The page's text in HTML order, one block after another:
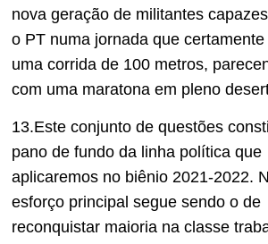
nova geração de militantes
o PT numa jornada que
uma corrida de 100 metros,
com uma maratona em pleno
13.Este conjunto de questões
pano de fundo da linha política que
aplicaremos no biênio 2021-2022.
esforço principal segue sendo o de
reconquistar maioria na classe